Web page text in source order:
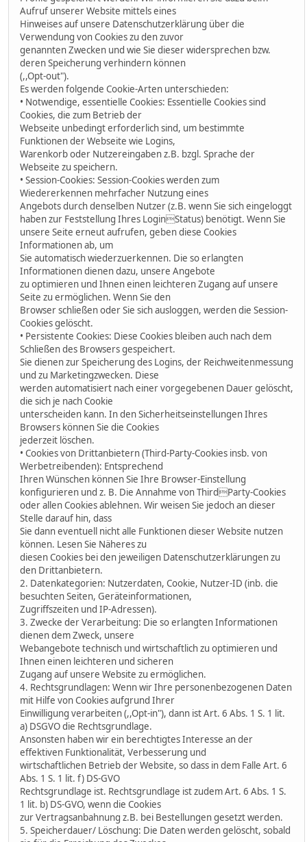
Aufruf unserer Website mittels eines
Hinweises auf unsere Datenschutzerklärung über die
Verwendung von Cookies zu den zuvor
genannten Zwecken und wie Sie dieser widersprechen bzw.
deren Speicherung verhindern können
(,,Opt-out").
Es werden folgende Cookie-Arten unterschieden:
• Notwendige, essentielle Cookies: Essentielle Cookies sind
Cookies, die zum Betrieb der
Webseite unbedingt erforderlich sind, um bestimmte
Funktionen der Webseite wie Logins,
Warenkorb oder Nutzereingaben z.B. bzgl. Sprache der
Webseite zu speichern.
• Session-Cookies: Session-Cookies werden zum
Wiedererkennen mehrfacher Nutzung eines
Angebots durch denselben Nutzer (z.B. wenn Sie sich eingeloggt
haben zur Feststellung Ihres LoginStatus) benötigt. Wenn Sie
unsere Seite erneut aufrufen, geben diese Cookies
Informationen ab, um
Sie automatisch wiederzuerkennen. Die so erlangten
Informationen dienen dazu, unsere Angebote
zu optimieren und Ihnen einen leichteren Zugang auf unsere
Seite zu ermöglichen. Wenn Sie den
Browser schließen oder Sie sich ausloggen, werden die Session-
Cookies gelöscht.
• Persistente Cookies: Diese Cookies bleiben auch nach dem
Schließen des Browsers gespeichert.
Sie dienen zur Speicherung des Logins, der Reichweitenmessung
und zu Marketingzwecken. Diese
werden automatisiert nach einer vorgegebenen Dauer gelöscht,
die sich je nach Cookie
unterscheiden kann. In den Sicherheitseinstellungen Ihres
Browsers können Sie die Cookies
jederzeit löschen.
• Cookies von Drittanbietern (Third-Party-Cookies insb. von
Werbetreibenden): Entsprechend
Ihren Wünschen können Sie Ihre Browser-Einstellung
konfigurieren und z. B. Die Annahme von ThirdParty-Cookies
oder allen Cookies ablehnen. Wir weisen Sie jedoch an dieser
Stelle darauf hin, dass
Sie dann eventuell nicht alle Funktionen dieser Website nutzen
können. Lesen Sie Näheres zu
diesen Cookies bei den jeweiligen Datenschutzerklärungen zu
den Drittanbietern.
2. Datenkategorien: Nutzerdaten, Cookie, Nutzer-ID (inb. die
besuchten Seiten, Geräteinformationen,
Zugriffszeiten und IP-Adressen).
3. Zwecke der Verarbeitung: Die so erlangten Informationen
dienen dem Zweck, unsere
Webangebote technisch und wirtschaftlich zu optimieren und
Ihnen einen leichteren und sicheren
Zugang auf unsere Website zu ermöglichen.
4. Rechtsgrundlagen: Wenn wir Ihre personenbezogenen Daten
mit Hilfe von Cookies aufgrund Ihrer
Einwilligung verarbeiten (,,Opt-in"), dann ist Art. 6 Abs. 1 S. 1 lit.
a) DSGVO die Rechtsgrundlage.
Ansonsten haben wir ein berechtigtes Interesse an der
effektiven Funktionalität, Verbesserung und
wirtschaftlichen Betrieb der Website, so dass in dem Falle Art. 6
Abs. 1 S. 1 lit. f) DS-GVO
Rechtsgrundlage ist. Rechtsgrundlage ist zudem Art. 6 Abs. 1 S.
1 lit. b) DS-GVO, wenn die Cookies
zur Vertragsanbahnung z.B. bei Bestellungen gesetzt werden.
5. Speicherdauer/ Löschung: Die Daten werden gelöscht, sobald